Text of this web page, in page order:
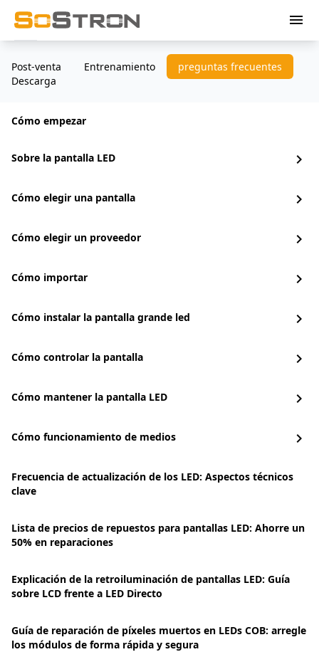
menu
Post-venta Entrenamiento
preguntas frecuentes
Descarga
Cómo empezar
Sobre la pantalla LED chevron_right
Cómo elegir una pantalla chevron_right
Cómo elegir un proveedor chevron_right
Cómo importar chevron_right
Cómo instalar la pantalla grande led chevron_right
Cómo controlar la pantalla chevron_right
Cómo mantener la pantalla LED chevron_right
Cómo funcionamiento de medios chevron_right
Frecuencia de actualización de los LED: Aspectos técnicos
clave
Lista de precios de repuestos para pantallas LED: Ahorre un
50% en reparaciones
Explicación de la retroiluminación de pantallas LED: Guía
sobre LCD frente a LED Directo
Guía de reparación de píxeles muertos en LEDs COB: arregle
los módulos de forma rápida y segura